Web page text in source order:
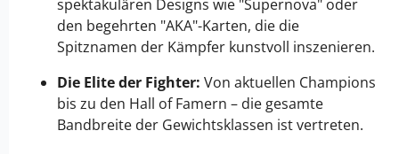
spektakulären Designs wie "Supernova" oder
den begehrten "AKA"-Karten, die die
Spitznamen der Kämpfer kunstvoll inszenieren.
Die Elite der Fighter: Von aktuellen Champions
bis zu den Hall of Famern – die gesamte
Bandbreite der Gewichtsklassen ist vertreten.